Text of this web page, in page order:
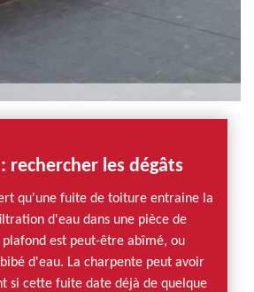
rechercher les dégâts
qu'une fuite de toiture entraine la
d'eau dans une pièce de
est peut-être abîmé, ou
d'eau. La charpente peut avoir
si cette fuite date déjà de quelque